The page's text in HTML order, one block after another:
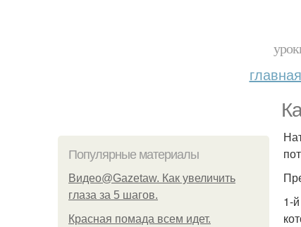
главная
Популярные материалы
Видео@Gazetaw. Как увеличить
глаза за 5 шагов.
Красная помада всем идет.
1-